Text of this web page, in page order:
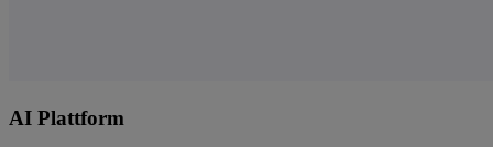
AI Plattform